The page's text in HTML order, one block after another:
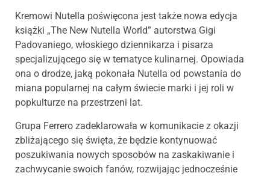
Kremowi Nutella poświęcona jest także nowa edycja
książki „The New Nutella World” autorstwa Gigi
Padovaniego, włoskiego dziennikarza i pisarza
specjalizującego się w tematyce kulinarnej. Opowiada
ona o drodze, jaką pokonała Nutella od powstania do
miana popularnej na całym świecie marki i jej roli w
popkulturze na przestrzeni lat.
Grupa Ferrero zadeklarowała w komunikacie z okazji
zbliżającego się święta, że będzie kontynuować
poszukiwania nowych sposobów na zaskakiwanie i
zachwycanie swoich fanów, rozwijając jednocześnie